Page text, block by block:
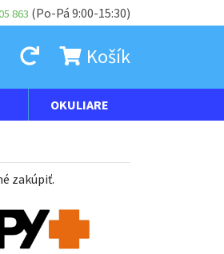
863 (Po-Pá 9:00-15:30)
Košík
OKULIARE
zakúpiť.